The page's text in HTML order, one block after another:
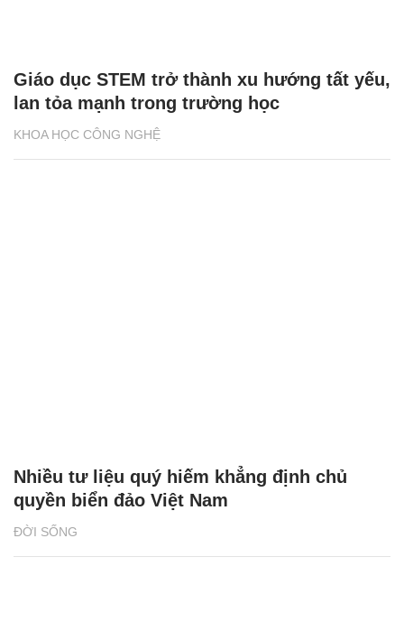
KHOA HỌC CÔNG NGHỆ
Giáo dục STEM trở thành xu hướng tất yếu,
lan tỏa mạnh trong trường học
ĐỜI SỐNG
Nhiều tư liệu quý hiếm khẳng định chủ
quyền biển đảo Việt Nam